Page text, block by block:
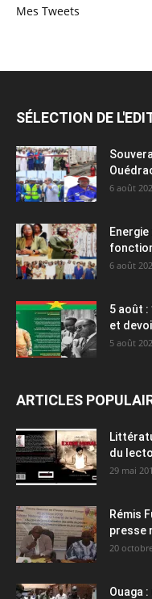
Mes Tweets
SÉLECTION DE
6 août
6 août
5 août
et
5 août
ARTICLES
du
29 mai
Rémis
presse
20
Ouaga